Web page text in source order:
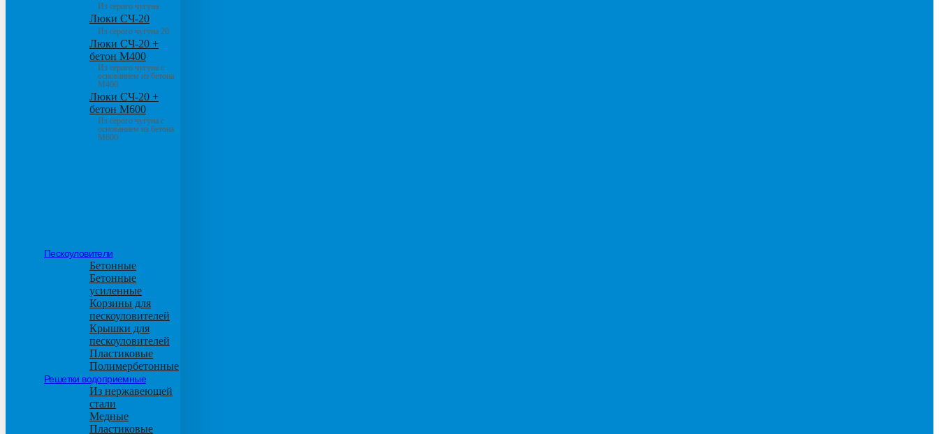
Из серого чугуна
Люки СЧ-20
Из серого чугуна 20
Люки СЧ-20 +
бетон М400
Из серого чугуна с
основанием из бетона
М400
Люки СЧ-20 +
бетон М600
Из серого чугуна с
основанием из бетона
М600
Пескоуловители
Бетонные
Бетонные
усиленные
Корзины для
пескоуловителей
Крышки для
пескоуловителей
Пластиковые
Полимербетонные
Решетки водоприемные
Из нержавеющей
стали
Медные
Пластиковые